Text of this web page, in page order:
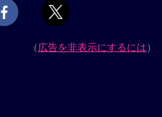
（広告を非表示にするには）